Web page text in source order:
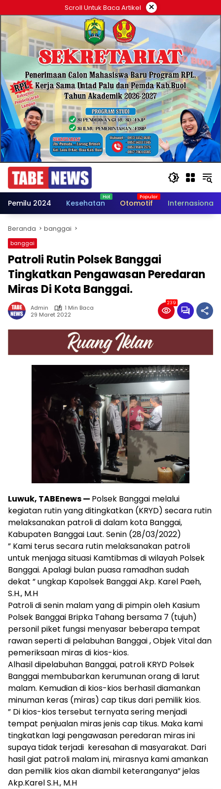
ke
konten
Scroll Untuk Baca Artikel ×
Pemilu 2024 Kesehatan Otomotif Internasional
Beranda banggai
banggai
Patroli Rutin Polsek Banggai
Tingkatkan Pengawasan Peredaran
Miras Di Kota Banggai.
Admin
1 Min Baca
29 Maret 2022
239
Luwuk, TABEnews — Polsek Banggai melalui
kegiatan rutin yang ditingkatkan (KRYD) secara rutin
melaksanakan patroli di dalam kota Banggai,
Kabupaten Banggai Laut. Senin (28/03/2022)
” Kami terus secara rutin melaksanakan patroli
untuk menjaga situasi Kamtibmas di wilayah Polsek
Banggai. Apalagi bulan puasa ramadhan sudah
dekat ” ungkap Kapolsek Banggai Akp. Karel Paeh,
S.H., M.H
Patroli di senin malam yang di pimpin oleh Kasium
Polsek Banggai Bripka Tahang bersama 7 (tujuh)
personil piket fungsi menyasar beberapa tempat
rawan seperti di pelabuhan Banggai , Objek Vital dan
pemeriksaan miras di kios-kios.
Alhasil dipelabuhan Banggai, patroli KRYD Polsek
Banggai membubarkan kerumunan orang di larut
malam. Kemudian di kios-kios berhasil diamankan
minuman keras (miras) cap tikus dari pemilik kios.
” Di kios-kios tersebut ternyata sering menjadi
tempat penjualan miras jenis cap tikus. Maka kami
tingkatkan lagi pengawasan peredaran miras ini
supaya tidak terjadi keresahan di masyarakat. Dari
hasil giat patroli malam ini, mirasnya kami amankan
dan pemilik kios akan diambil keteranganya” jelas
Akp.Karel S.H., M.H